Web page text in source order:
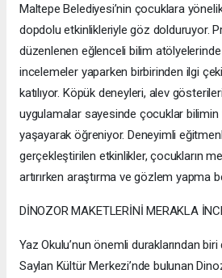
Maltepe Belediyesi’nin çocuklara
dopdolu etkinlikleriyle göz dolduruyor.
düzenlenen eğlenceli bilim
incelemeler yaparken birbirinden ilgi
katılıyor. Köpük deneyleri, alev
uygulamalar sayesinde çocuklar
yaşayarak öğreniyor. Deneyimli
gerçekleştirilen etkinlikler, çocukların
artırırken araştırma ve gözlem yapma
DİNOZOR MAKETLERİNİ MERAKLA
Yaz Okulu’nun önemli duraklarından
Saylan Kültür Merkezi’nde bulunan